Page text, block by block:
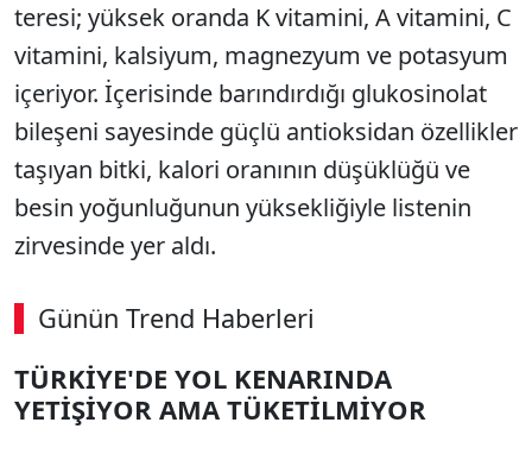
teresi; yüksek oranda K vitamini, A vitamini, C
vitamini, kalsiyum, magnezyum ve potasyum
içeriyor. İçerisinde barındırdığı glukosinolat
bileşeni sayesinde güçlü antioksidan özellikler
taşıyan bitki, kalori oranının düşüklüğü ve
besin yoğunluğunun yüksekliğiyle listenin
zirvesinde yer aldı.
Günün Trend Haberleri
SÖZCÜ SON DAKİKA
TÜRKİYE'DE YOL KENARINDA
YETİŞİYOR AMA TÜKETİLMİYOR